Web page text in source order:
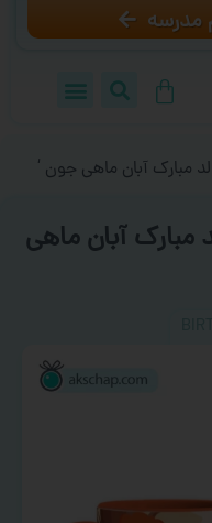
مدرسه
مبارک آبان ماهی جون ‘
آبان ماهی